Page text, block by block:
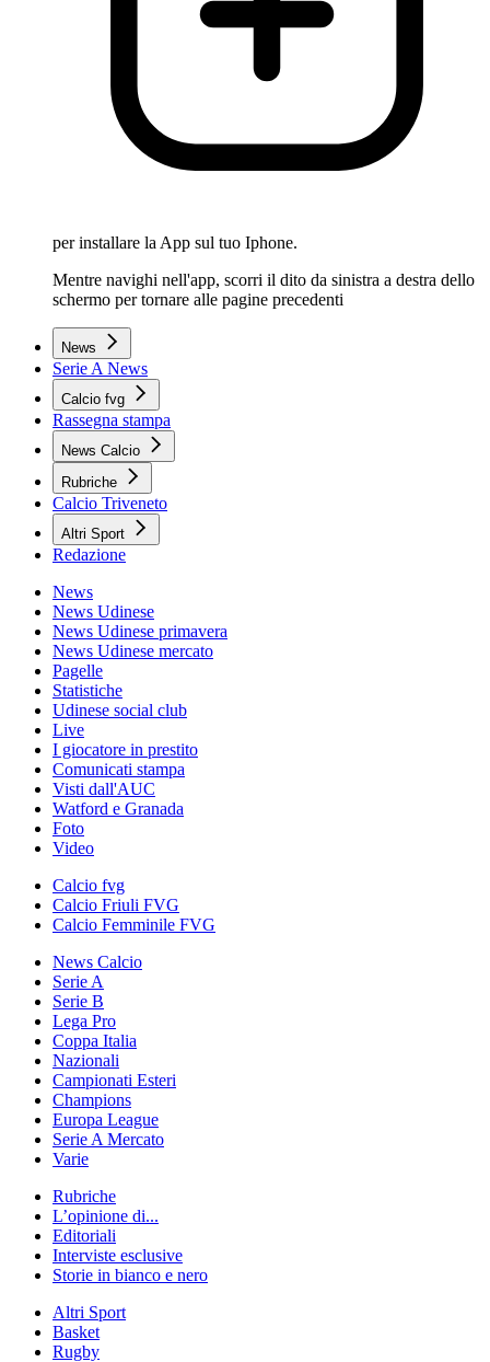
per installare la App sul tuo Iphone.
Mentre navighi nell'app, scorri il dito da sinistra a destra dello
schermo per tornare alle pagine precedenti
News
Serie A News
Calcio fvg
Rassegna stampa
News Calcio
Rubriche
Calcio Triveneto
Altri Sport
Redazione
News
News Udinese
News Udinese primavera
News Udinese mercato
Pagelle
Statistiche
Udinese social club
Live
I giocatore in prestito
Comunicati stampa
Visti dall'AUC
Watford e Granada
Foto
Video
Calcio fvg
Calcio Friuli FVG
Calcio Femminile FVG
News Calcio
Serie A
Serie B
Lega Pro
Coppa Italia
Nazionali
Campionati Esteri
Champions
Europa League
Serie A Mercato
Varie
Rubriche
L’opinione di...
Editoriali
Interviste esclusive
Storie in bianco e nero
Altri Sport
Basket
Rugby